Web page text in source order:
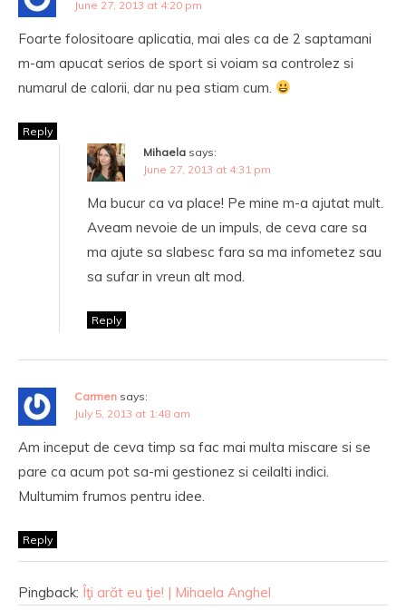
June 27, 2013 at 4:20 pm
Foarte folositoare aplicatia, mai ales ca de 2 saptamani
m-am apucat serios de sport si voiam sa controlez si
numarul de calorii, dar nu pea stiam cum.
Reply
Mihaela says:
June 27, 2013 at 4:31 pm
Ma bucur ca va place! Pe mine m-a ajutat mult.
Aveam nevoie de un impuls, de ceva care sa
ma ajute sa slabesc fara sa ma infometez sau
sa sufar in vreun alt mod.
Reply
Carmen says:
July 5, 2013 at 1:48 am
Am inceput de ceva timp sa fac mai multa miscare si se
pare ca acum pot sa-mi gestionez si ceilalti indici.
Multumim frumos pentru idee.
Reply
Pingback: Îţi arăt eu ţie! | Mihaela Anghel